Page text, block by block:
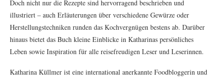
Doch nicht nur die Rezepte sind hervorragend beschrieben und
illustriert – auch Erläuterungen über verschiedene Gewürze oder
Herstellungstechniken runden das Kochvergnügen bestens ab. Darüber
hinaus bietet das Buch kleine Einblicke in Katharinas persönliches
Leben sowie Inspiration für alle reisefreudigen Leser und Leserinnen.
Katharina Küllmer ist eine international anerkannte Foodbloggerin und